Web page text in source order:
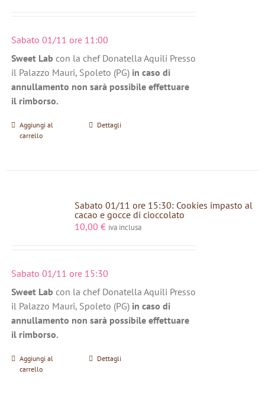
Sabato 01/11 ore 11:00
Sweet Lab con la chef Donatella Aquili Presso
il Palazzo Mauri, Spoleto (PG) in caso di
annullamento non sarà possibile effettuare
il rimborso.
Aggiungi al
carrello
Dettagli
Sabato 01/11 ore 15:30: Cookies impasto al
cacao e gocce di cioccolato
10,00 € iva inclusa
Sabato 01/11 ore 15:30
Sweet Lab con la chef Donatella Aquili Presso
il Palazzo Mauri, Spoleto (PG) in caso di
annullamento non sarà possibile effettuare
il rimborso.
Aggiungi al
carrello
Dettagli